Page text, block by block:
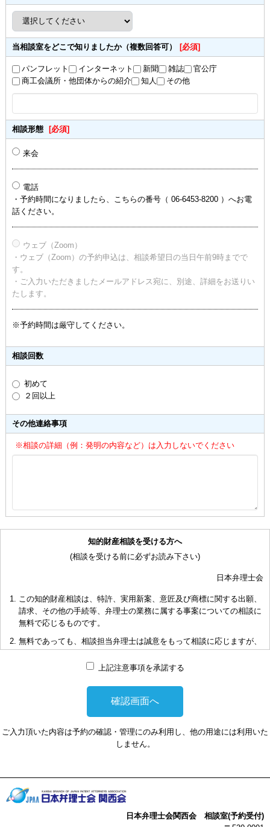
当相談室をどこで知りましたか（複数回答可） [必須]
パンフレット インターネット 新聞 雑誌
官公庁
商工会議所・他団体からの紹介
知人 その他
相談形態 [必須]
来会
電話
・予約時間になりましたら、こちらの番号（ 06-6453-8200 ）へお電
話ください。
ウェブ（Zoom）
・ウェブ（Zoom）の予約申込は、相談希望日の当日午前9時までで
す。
・ご入力いただきましたメールアドレス宛に、別途、詳細をお送りい
たします。
※予約時間は厳守してください。
相談回数
初めて
２回以上
その他連絡事項
※相談の詳細（例：発明の内容など）は入力しないでください
知的財産相談を受ける方へ
(相談を受ける前に必ずお読み下さい)
日本弁理士会
この知的財産相談は、特許、実用新案、意匠及び商標に関する出願、
請求、その他の手続等、弁理士の業務に属する事案についての相談に
無料で応じるものです。
無料であっても、相談担当弁理士は誠意をもって相談に応じますが、
もありますことを予めご了承下さい。
め、相談内容について、相談担当弁理士も当会も法的責任を負うもの
ではないことを予めご了承下さい。
多くの相談に応じるため、相談時間には限度がありますことをご承知
おき下さい。（原則として30分以内）
その場合は、依頼者と弁理士個人との関係となり、当会は関与しませ
んことをご承知下さい。
弁理士の報酬額は、当事者の合意によります。金額は、事件の難易度
によって、また、特許事務所によって異なりますので、詳細は特許事
上記注意事項を承諾する
ご入力頂いた内容は予約の確認・管理にのみ利用し、他の用途には利用いた
しません。
日本弁理士会関西会 相談室(予約受付)